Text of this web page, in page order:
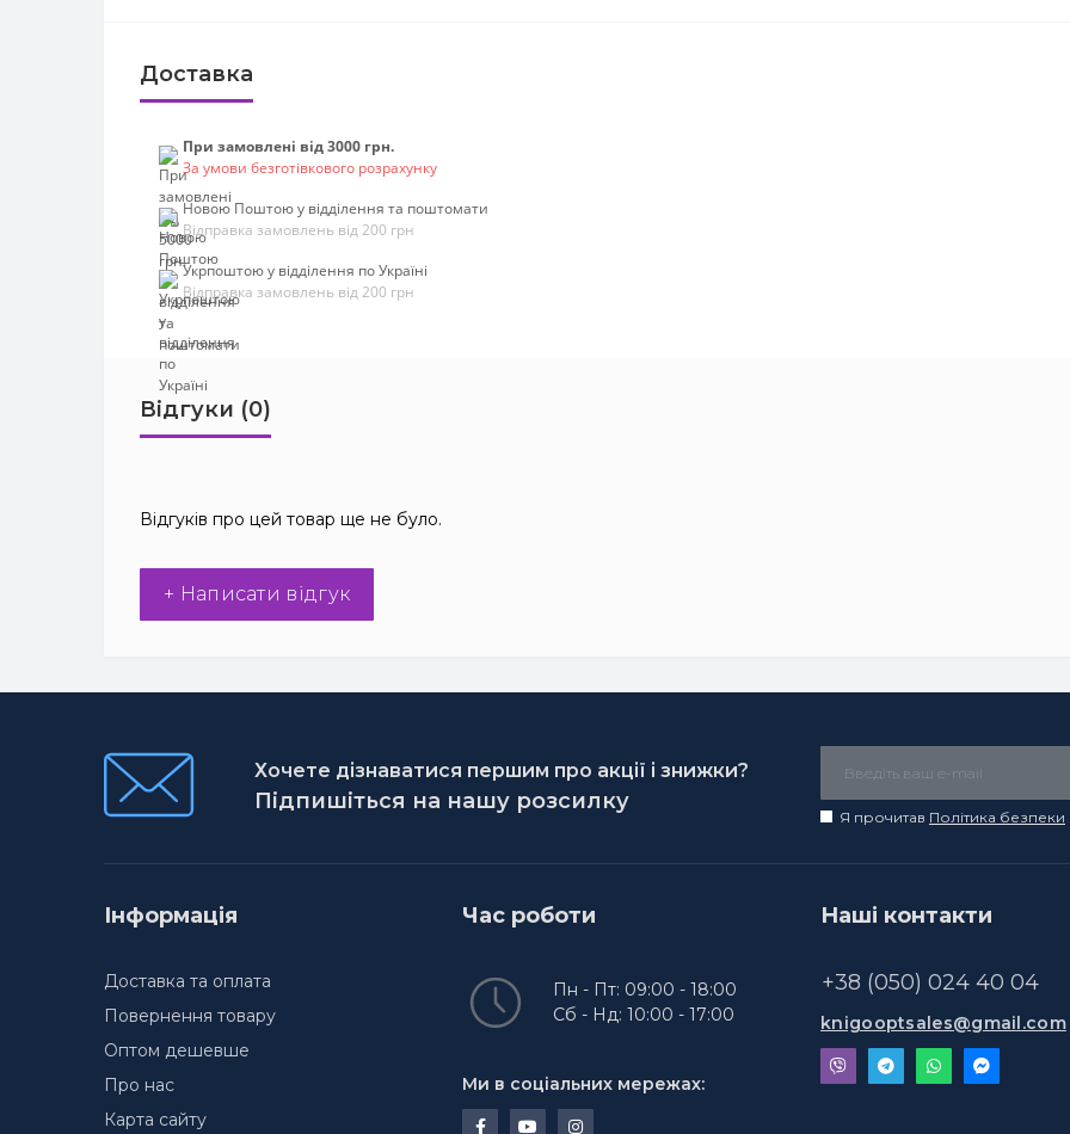
Доставка
При замовлені від 3000 грн.
За умови безготівкового розрахунку
Новою Поштою у відділення та поштомати
Відправка замовлень від 200 грн
Укрпоштою у відділення по Україні
Відправка замовлень від 200 грн
Відгуки (0)
Відгуків про цей товар ще не було.
+ Написати відгук
Хочете дізнаватися першим про акції і знижки?
Підпишіться на нашу розсилку
Я прочитав Політика безпеки
Інформація
Доставка та оплата
Повернення товару
Оптом дешевше
Про нас
Карта сайту
Час роботи
Пн - Пт: 09:00 - 18:00
Сб - Нд: 10:00 - 17:00
Ми в соціальних мережах:
Наші контакти
+38 (050) 024 40 04
knigooptsales@gmail.com